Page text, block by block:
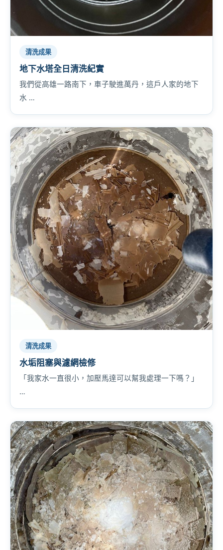
清洗成果
地下水塔全日清洗紀實
我們從高雄一路南下，車子駛進萬丹，這戶人家的地下
水 …
清洗成果
水垢阻塞與濾網檢修
「我家水一直很小，加壓馬達可以幫我處理一下嗎？」
…